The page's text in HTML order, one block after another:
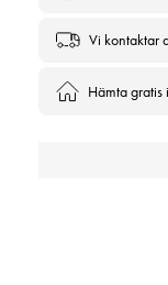
Vi kontaktar
Hämta